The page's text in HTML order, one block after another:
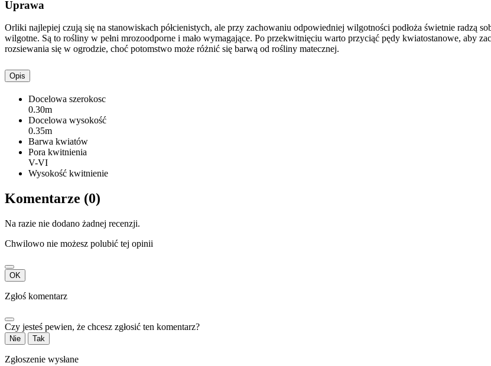
Uprawa
Orliki najlepiej czują się na stanowiskach półcienistych, ale przy zachowaniu odpowiedniej wilgotności podłoża świetnie radzą
wilgotne. Są to rośliny w pełni mrozoodporne i mało wymagające. Po przekwitnięciu warto przyciąć pędy kwiatostanowe, aby
rozsiewania się w ogrodzie, choć potomstwo może różnić się barwą od rośliny matecznej.
Opis
Docelowa szerokosc
0.30m
Docelowa wysokość
0.35m
Barwa kwiatów
Pora kwitnienia
V-VI
Wysokość kwitnienie
Komentarze (0)
Na razie nie dodano żadnej recenzji.
Chwilowo nie możesz polubić tej opinii
OK
Zgłoś komentarz
Czy jesteś pewien, że chcesz zgłosić ten komentarz?
Nie Tak
Zgłoszenie wysłane